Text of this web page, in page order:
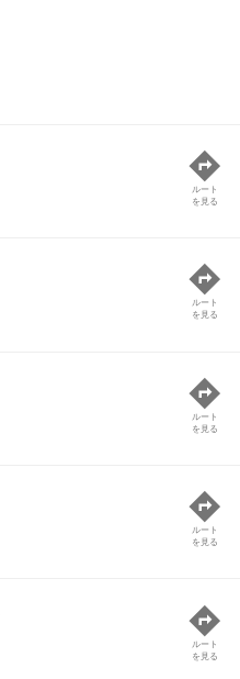
ルート
を見る
ルート
を見る
ルート
を見る
ルート
を見る
ルート
を見る